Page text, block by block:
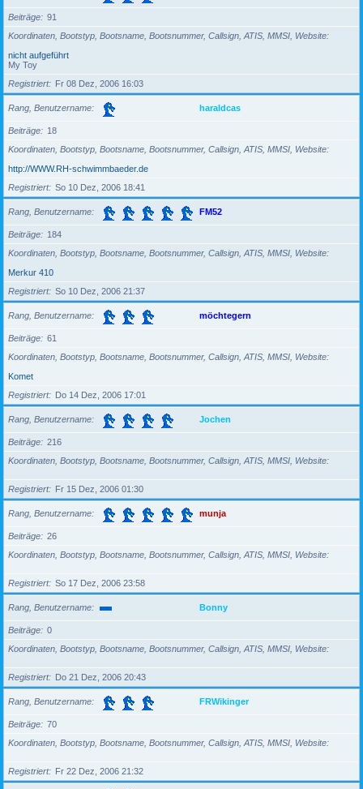
Beiträge
91
Koordinaten, Bootstyp, Bootsname, Bootsnummer, Callsign, ATIS, MMSI, Website
nicht aufgeführt
My Toy
Registriert
Fr 08 Dez, 2006 16:03
Rang, Benutzername haraldcas
Beiträge
18
Koordinaten, Bootstyp, Bootsname, Bootsnummer, Callsign, ATIS, MMSI, Website
http://WWW.RH-schwimmbaeder.de
Registriert
So 10 Dez, 2006 18:41
Rang, Benutzername FM52
Beiträge
184
Koordinaten, Bootstyp, Bootsname, Bootsnummer, Callsign, ATIS, MMSI, Website
Merkur 410
Registriert
So 10 Dez, 2006 21:37
Rang, Benutzername möchtegern
Beiträge
61
Koordinaten, Bootstyp, Bootsname, Bootsnummer, Callsign, ATIS, MMSI, Website
Komet
Registriert
Do 14 Dez, 2006 17:01
Rang, Benutzername Jochen
Beiträge
216
Koordinaten, Bootstyp, Bootsname, Bootsnummer, Callsign, ATIS, MMSI, Website
Registriert Fr 15 Dez, 2006 01:30
Rang, Benutzername munja
Beiträge
26
Koordinaten, Bootstyp, Bootsname, Bootsnummer, Callsign, ATIS, MMSI, Website
Registriert So 17 Dez, 2006 23:58
Rang, Benutzername Bonny
Beiträge
0
Koordinaten, Bootstyp, Bootsname, Bootsnummer, Callsign, ATIS, MMSI, Website
Registriert Do 21 Dez, 2006 20:43
Rang, Benutzername FRWikinger
Beiträge
70
Koordinaten, Bootstyp, Bootsname, Bootsnummer, Callsign, ATIS, MMSI, Website
Registriert Fr 22 Dez, 2006 21:32